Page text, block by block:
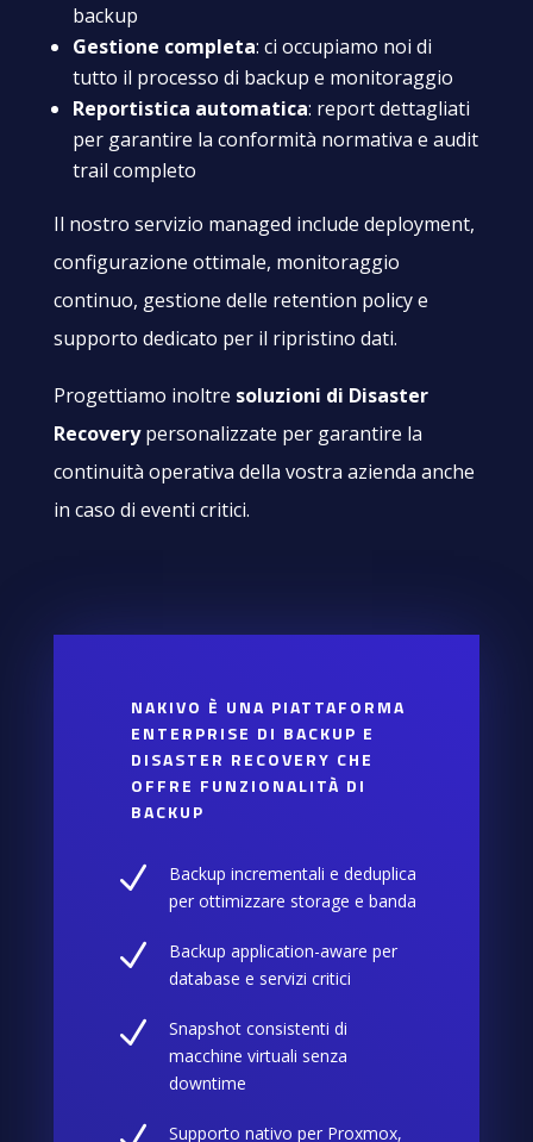
backup
Gestione completa: ci occupiamo noi di
tutto il processo di backup e monitoraggio
Reportistica automatica: report dettagliati
per garantire la conformità normativa e audit
trail completo
Il nostro servizio managed include deployment,
configurazione ottimale, monitoraggio
continuo, gestione delle retention policy e
supporto dedicato per il ripristino dati.
Progettiamo inoltre soluzioni di Disaster
Recoverypersonalizzate per garantire la
continuità operativa della vostra azienda anche
in caso di eventi critici.
NAKIVO È UNA PIATTAFORMA
ENTERPRISE DI BACKUP E
DISASTER RECOVERY CHE
OFFRE FUNZIONALITÀ DI
BACKUP
N
Backup incrementali e deduplica
per ottimizzare storage e banda
N
Backup application-aware per
database e servizi critici
N
Snapshot consistenti di
macchine virtuali senza
downtime
Supporto nativo per Proxmox,